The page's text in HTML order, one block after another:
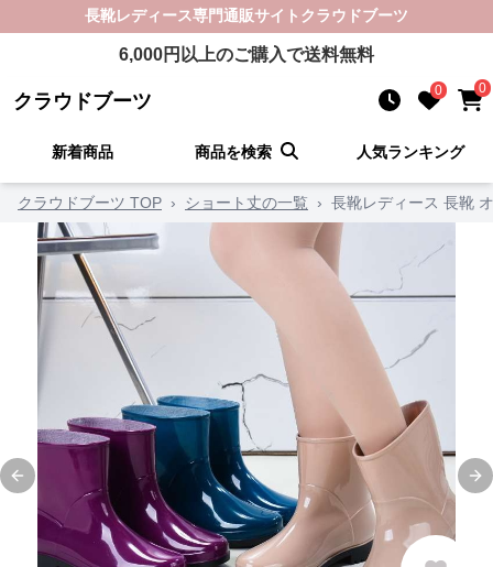
長靴レディース専門通販サイト クラウドブーツ
6,000円以上のご購入で送料無料
クラウドブーツ 0 0
新着商品 商品を検索 人気ランキング
クラウドブーツ TOP › ショート丈の一覧 › 長靴レディース 長靴
Previous slide